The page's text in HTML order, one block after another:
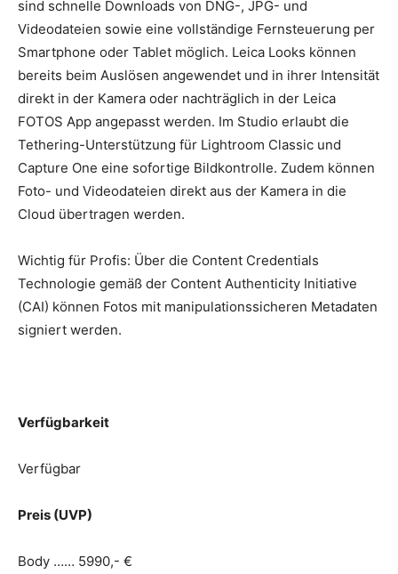
sind schnelle Downloads von DNG-, JPG- und
Videodateien sowie eine vollständige Fernsteuerung per
Smartphone oder Tablet möglich. Leica Looks können
bereits beim Auslösen angewendet und in ihrer Intensität
direkt in der Kamera oder nachträglich in der Leica
FOTOS App angepasst werden. Im Studio erlaubt die
Tethering-Unterstützung für Lightroom Classic und
Capture One eine sofortige Bildkontrolle. Zudem können
Foto- und Videodateien direkt aus der Kamera in die
Cloud übertragen werden.
Wichtig für Profis: Über die Content Credentials
Technologie gemäß der Content Authenticity Initiative
(CAI) können Fotos mit manipulationssicheren Metadaten
signiert werden.
Verfügbarkeit
Verfügbar
Preis (UVP)
Body …… 5990,- €